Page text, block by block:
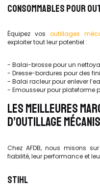
CONSOMMABLES POUR
Équipez vos outillages
exploiter tout leur potentiel :
- Balai-brosse pour un
- Dresse-bordures pour des
- Balai racleur pour enlever
- Emousseur pour plateforme
LES MEILLEURES
D’OUTILLAGE
Chez AFDB, nous misons
fiabilité, leur performance et
STIHL